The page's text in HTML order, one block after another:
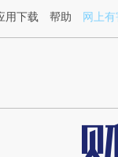
用下载 帮助 网上